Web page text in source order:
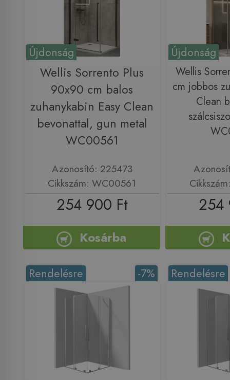
Újdonság
Wellis Sorrento Plus
90x90 cm balos
zuhanykabin Easy Clean
bevonattal, gun metal
WC00561
Azonosító: 225473
Cikkszám: WC00561
254 900 Ft
Kosárba
Újdonság
Wellis
cm jobbos
Clean
254
-7%
Rendelésre Rendelésre